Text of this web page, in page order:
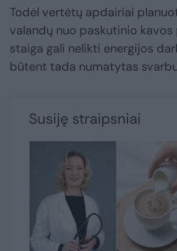
Todėl vertėtų apdairiai
valandų nuo paskutinio
staiga gali nelikti energijos
būtent tada numatytas
Susiję straipsniai